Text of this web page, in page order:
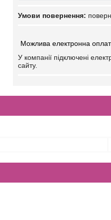
У компанії підключені
сайту.